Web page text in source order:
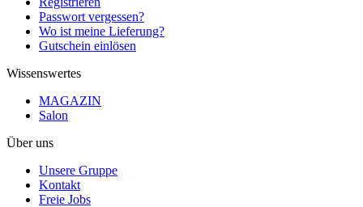
Passwort vergessen?
Wo ist meine Lieferung?
Gutschein einlösen
Wissenswertes
MAGAZIN
Salon
Über uns
Unsere Gruppe
Kontakt
Freie Jobs